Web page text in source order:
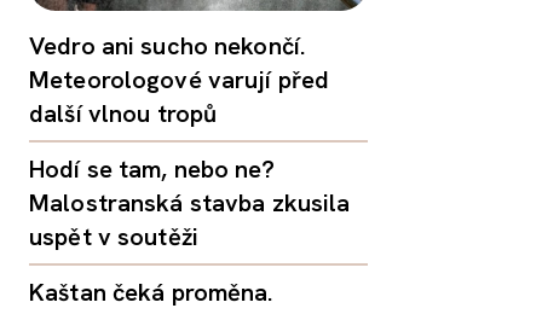
Vedro ani sucho nekončí.
Meteorologové varují před
další vlnou tropů
Hodí se tam, nebo ne?
Malostranská stavba zkusila
uspět v soutěži
Kaštan čeká proměna.